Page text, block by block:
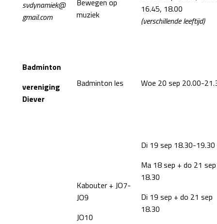
svdynamiek@
gmail.com
Bewegen op
muziek
16.45, 18.00
(verschillende leeftijd)
Badminton
vereniging
Diever
Badminton les Woe 20 sep 20.00-
Kabouter + JO7-
JO9
JO10
Di 19 sep 18.30-19.30
Ma 18 sep + do 21 sep
18.30
Di 19 sep + do 21 sep
18.30